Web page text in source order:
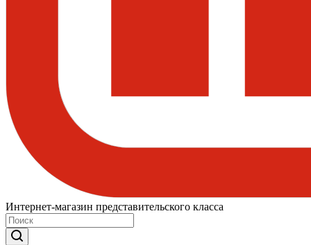
Интернет-магазин представительского класса